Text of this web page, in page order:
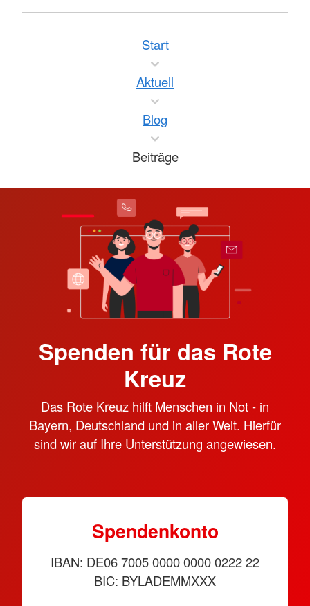
Start
Aktuell
Blog
Beiträge
Spenden für das Rote
Kreuz
Das Rote Kreuz hilft Menschen in Not - in
Bayern, Deutschland und in aller Welt. Hierfür
sind wir auf Ihre Unterstützung angewiesen.
Spendenkonto
IBAN: DE06 7005 0000 0000 0222 22
BIC: BYLADEMMXXX